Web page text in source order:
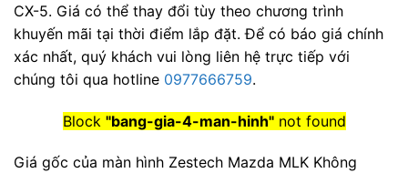
CX-5. Giá có thể thay đổi tùy theo chương trình
khuyến mãi tại thời điểm lắp đặt. Để có báo giá chính
xác nhất, quý khách vui lòng liên hệ trực tiếp với
chúng tôi qua hotline 0977666759.
Block "bang-gia-4-man-hinh"not found
Giá gốc của màn hình Zestech Mazda MLK Không